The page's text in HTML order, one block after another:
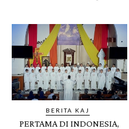
BERITA KAJ
PERTAMA DI INDONESIA,